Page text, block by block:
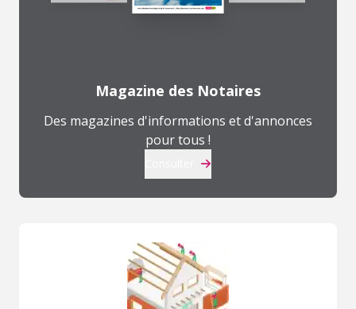
Magazine des Notaires
Des magazines d'informations et d'annonces
pour tous !